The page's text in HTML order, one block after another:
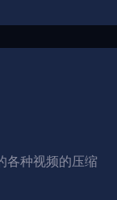
各种视频的压缩